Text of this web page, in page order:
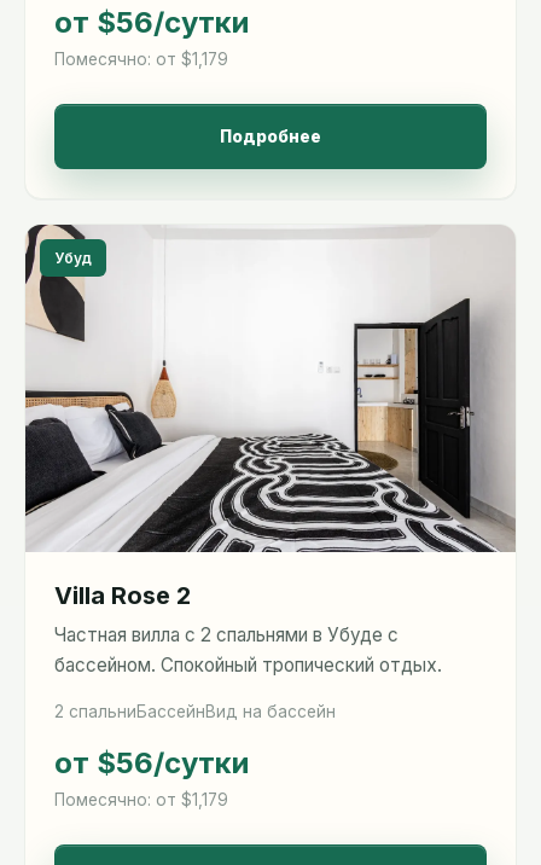
от $56/сутки
Помесячно: от $1,179
Подробнее
Убуд
Villa Rose 2
Частная вилла с 2 спальнями в Убуде с
бассейном. Спокойный тропический отдых.
2 спальниБассейнВид на бассейн
от $56/сутки
Помесячно: от $1,179